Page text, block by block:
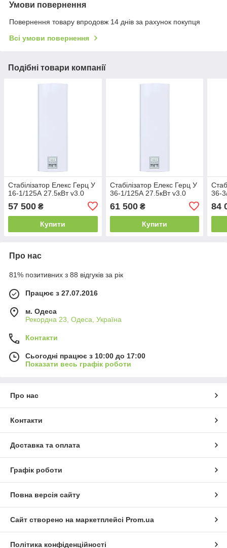
Умови повернення
Повернення товару впродовж 14 днів за рахунок покупця
Всі умови повернення
Подібні товари компанії
Стабілізатор Елекс Герц У
16-1/125А 27.5кВт v3.0
57 500 ₴
Купити
Стабілізатор Елекс Герц У
36-1/125А 27.5кВт v3.0
61 500₴
Купити
36-
84
Про нас
81% позитивних з 88 відгуків за рік
Працює з 27.07.2016
м. Одеса
Рекордна 23, Одеса, Україна
Контакти
Сьогодні працює з 10:00 до 17:00
Показати весь графік роботи
Про нас
Контакти
Доставка та оплата
Графік роботи
Повна версія сайту
Сайт створено на маркетплейсі Prom.ua
Політика конфіденційності